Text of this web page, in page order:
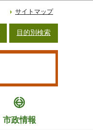
サイトマップ
目的別検索
市政情報